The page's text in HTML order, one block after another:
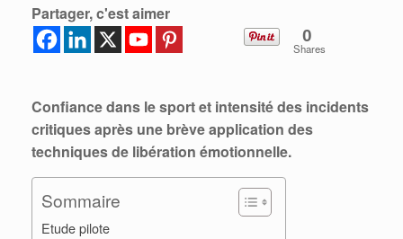
Partager, c'est aimer
0
Shares
Confiance dans le sport et intensité des incidents
critiques après une brève application des
techniques de libération émotionnelle.
Sommaire
Etude pilote